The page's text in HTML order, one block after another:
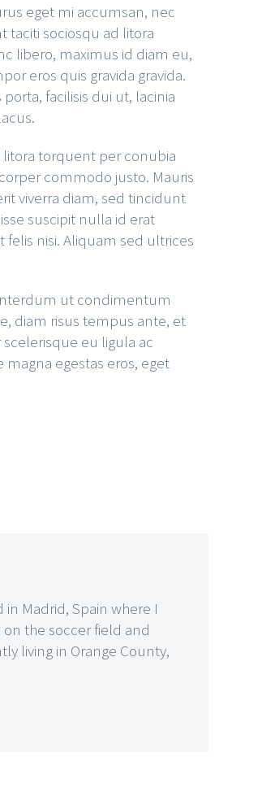
eget mi accumsan, nec
taciti sociosqu ad litora
libero, maximus id diam eu,
eros quis gravida gravida.
facilisis dui ut, lacinia
torquent per conubia
commodo justo. Mauris
viverra diam, sed tincidunt
suscipit nulla id erat
nisi. Aliquam sed ultrices
ut condimentum
diam risus tempus ante, et
eu ligula ac
egestas eros, eget
Madrid, Spain where I
the soccer field and
living in Orange County,